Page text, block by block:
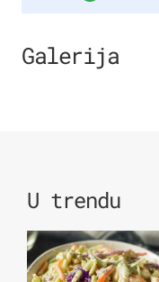
Galerija
U trendu